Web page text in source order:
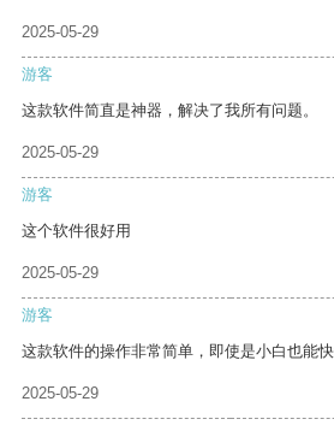
2025-05-29
游客
这款软件简直是神器，解决了我所有问题。
2025-05-29
游客
这个软件很好用
2025-05-29
游客
这款软件的操作非常简单，即使是小白也能快
2025-05-29